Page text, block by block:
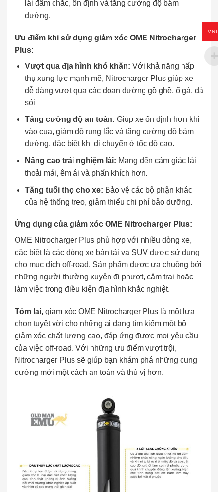
lái đầm chắc, ổn định và tăng cường độ bám
đường.
Ưu điểm khi sử dụng giảm xóc OME Nitrocharger
Plus:
Vượt qua địa hình khó khăn: Với khả năng hấp
thụ xung lực mạnh mẽ, Nitrocharger Plus giúp xe
dễ dàng vượt qua các đoạn đường gồ ghề, ổ gà, đá
sỏi.
Tăng cường độ an toàn: Giúp xe ổn định hơn khi
vào cua, giảm độ rung lắc và tăng cường độ bám
đường, đặc biệt khi di chuyển ở tốc độ cao.
Nâng cao trải nghiệm lái: Mang đến cảm giác lái
thoải mái, êm ái và phấn khích hơn.
Tăng tuổi thọ cho xe: Bảo vệ các bộ phận khác
của hệ thống treo, giảm thiểu chi phí bảo dưỡng.
Ứng dụng của giảm xóc OME Nitrocharger Plus:
OME Nitrocharger Plus phù hợp với nhiều dòng xe,
đặc biệt là các dòng xe bán tải và SUV được sử dụng
cho mục đích off-road. Sản phẩm được ưa chuộng bởi
những người thường xuyên đi phượt, cắm trại hoặc
làm việc trong điều kiện địa hình khắc nghiệt.
Tóm lại, giảm xóc OME Nitrocharger Plus là một lựa
chọn tuyệt vời cho những ai đang tìm kiếm một bộ
giảm xóc chất lượng cao, đáp ứng được mọi yêu cầu
của việc off-road. Với những ưu điểm vượt trội,
Nitrocharger Plus sẽ giúp bạn khám phá những cung
đường mới một cách an toàn và thú vị hơn.